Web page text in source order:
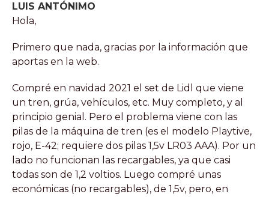
LUIS ANTÓNIMO
Hola,
Primero que nada, gracias por la información que
aportas en la web.
Compré en navidad 2021 el set de Lidl que viene
un tren, grúa, vehículos, etc. Muy completo, y al
principio genial. Pero el problema viene con las
pilas de la máquina de tren (es el modelo Playtive,
rojo, E-42; requiere dos pilas 1,5v LR03 AAA). Por un
lado no funcionan las recargables, ya que casi
todas son de 1,2 voltios. Luego compré unas
económicas (no recargables), de 1,5v, pero, en